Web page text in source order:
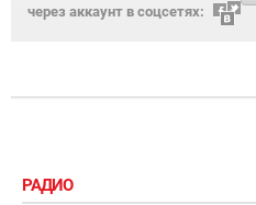
через аккаунт в соцсетях:
РАДИО